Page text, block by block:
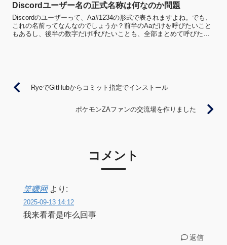
Discordユーザー名の正式名称は何なのか問題
Discordのユーザーって、Aa#1234の形式で表されますよね。でも、
これの名前ってなんなのでしょうか？前半のAaだけを呼びたいこと
もあるし、後半の数字だけ呼びたいことも、全部まとめて呼びたい
RyeでGitHubからコミット指定でインストール
ポケモンZAファンの交流場を作りました
コメント
笑赚网 より:
2025-09-13 14:12
我来看看是咋么回事
返信